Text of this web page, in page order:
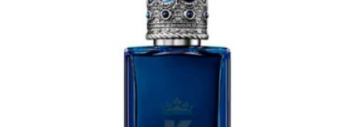
57,57€
hasta
96,52€